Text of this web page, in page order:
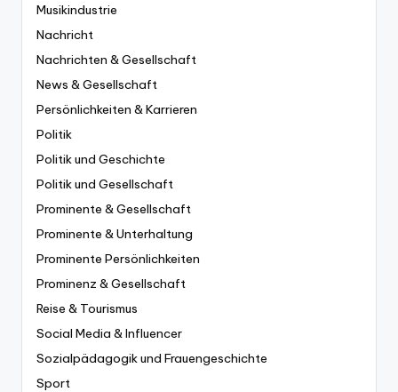
Musikindustrie
Nachricht
Nachrichten & Gesellschaft
News & Gesellschaft
Persönlichkeiten & Karrieren
Politik
Politik und Geschichte
Politik und Gesellschaft
Prominente & Gesellschaft
Prominente & Unterhaltung
Prominente Persönlichkeiten
Prominenz & Gesellschaft
Reise & Tourismus
Social Media & Influencer
Sozialpädagogik und Frauengeschichte
Sport